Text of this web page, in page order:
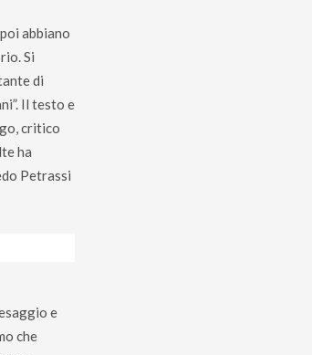
abbiano
Si
di
Il testo e
critico
ha
Petrassi
e
che